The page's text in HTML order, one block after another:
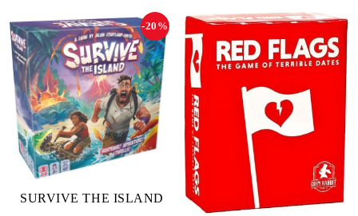
SURVIVE THE ISLAND
-20%